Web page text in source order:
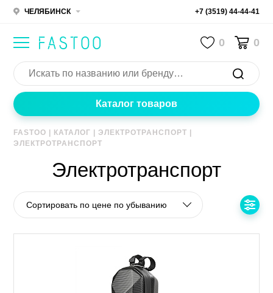
ЧЕЛЯБИНСК +7 (3519) 44-44-41
0 0
Каталог товаров
FASTOO КАТАЛОГ ЭЛЕКТРОТРАНСПОРТ
ЭЛЕКТРОТРАНСПОРТ
Электротранспорт
Сортировать по цене по убыванию